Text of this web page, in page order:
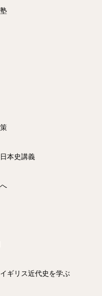
本史講義
ギリス近代史を学ぶ